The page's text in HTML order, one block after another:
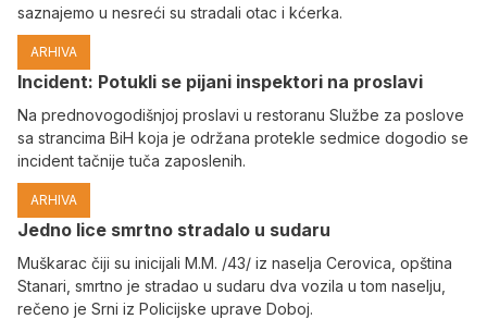
saznajemo u nesreći su stradali otac i kćerka.
ARHIVA
Incident: Potukli se pijani inspektori na proslavi
Na prednovogodišnjoj proslavi u restoranu Službe za poslove
sa strancima BiH koja je održana protekle sedmice dogodio se
incident tačnije tuča zaposlenih.
ARHIVA
Јedno lice smrtno stradalo u sudaru
Muškarac čiji su inicijali M.M. /43/ iz naselja Cerovica, opština
Stanari, smrtno je stradao u sudaru dva vozila u tom naselju,
rečeno je Srni iz Policijske uprave Doboj.